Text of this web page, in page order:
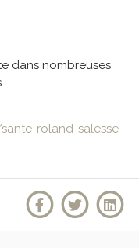
dans nombreuses
roland-salesse-